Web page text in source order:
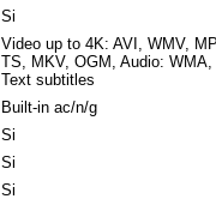
Si
Video up to 4K: AVI, WMV,
TS, MKV, OGM, Audio: WMA,
Text subtitles
Built-in ac/n/g
Si
Si
Si